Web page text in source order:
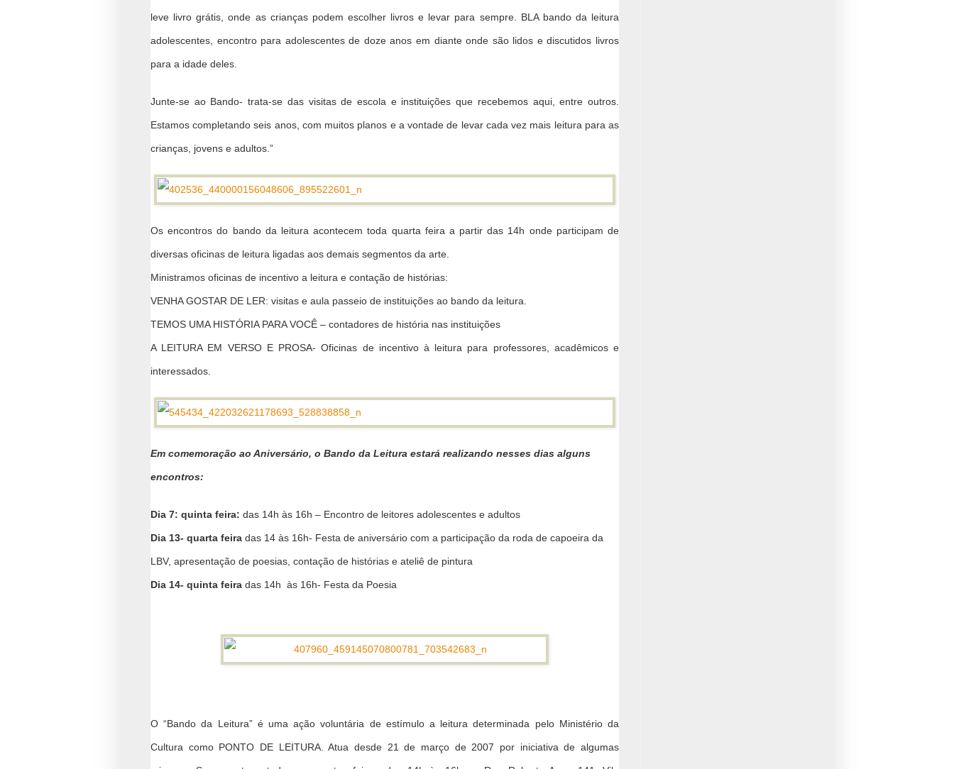
leve livro grátis, onde as crianças podem escolher livros e levar para sempre. BLA bando da leitura
adolescentes, encontro para adolescentes de doze anos em diante onde são lidos e discutidos livros
para a idade deles.
Junte-se ao Bando- trata-se das visitas de escola e instituições que recebemos aqui, entre outros.
Estamos completando seis anos, com muitos planos e a vontade de levar cada vez mais leitura para as
crianças, jovens e adultos.”
Os encontros do bando da leitura acontecem toda quarta feira a partir das 14h onde participam de
diversas oficinas de leitura ligadas aos demais segmentos da arte.
Ministramos oficinas de incentivo a leitura e contação de histórias:
VENHA GOSTAR DE LER: visitas e aula passeio de instituições ao bando da leitura.
TEMOS UMA HISTÓRIA PARA VOCÊ – contadores de história nas instituições
A LEITURA EM VERSO E PROSA- Oficinas de incentivo à leitura para professores, acadêmicos e
interessados.
Em comemoração ao Aniversário, o Bando da Leitura estará realizando nesses dias alguns
encontros:
Dia 7: quinta feira: das 14h às 16h – Encontro de leitores adolescentes e adultos
Dia 13- quarta feira das 14 às 16h- Festa de aniversário com a participação da roda de capoeira da
LBV, apresentação de poesias, contação de histórias e ateliê de pintura
Dia 14- quinta feira das 14h às 16h- Festa da Poesia
O “Bando da Leitura” é uma ação voluntária de estímulo a leitura determinada pelo Ministério da
Cultura como PONTO DE LEITURA. Atua desde 21 de março de 2007 por iniciativa de algumas